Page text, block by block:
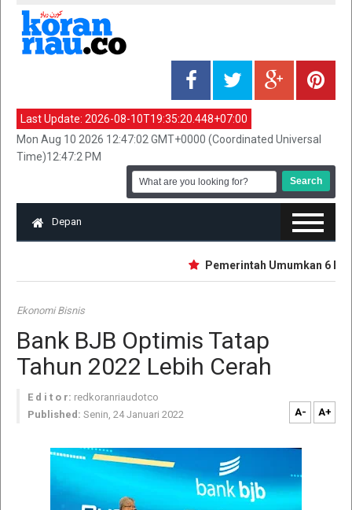
Last Update: 2026-08-10T19:35:20.448+07:00
Mon Aug 10 2026 12:47:02 GMT+0000 (Coordinated Universal
Time)12:47:2 PM
Depan
Pemerintah Umumkan 6
Ekonomi Bisnis
Bank BJB Optimis Tatap
Tahun 2022 Lebih Cerah
E d i t o r: redkoranriaudotco
Published: Senin, 24 Januari 2022 A- A+